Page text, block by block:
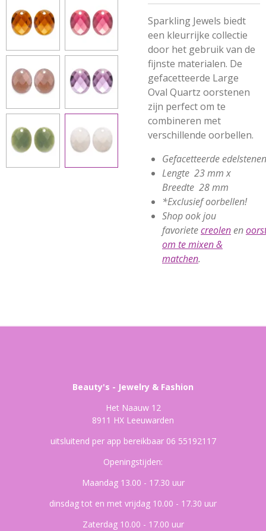
Sparkling Jewels biedt
een kleurrijke collectie
door het gebruik van de
fijnste materialen. De
gefacetteerde Large
Oval Quartz oorstenen
zijn perfect om te
combineren met
verschillende oorbellen.
Gefacetteerdeedelstenen
Lengte 23 mm x
Breedte 28 mm
*Exclusief oorbellen!
Shop ook jou
favorietecreolenen
om te mixen &
matchen.
Beauty's - Jewelry & Fashion
Het Naauw 12
8911 HX Leeuwarden
uitsluitend per app bereikbaar 06 55192117
Openingstijden:
Maandag 13.00 - 17.30 uur
dinsdag tot en met vrijdag 10.00 - 17.30 uur
Zaterdag 10.00 - 17.00 uur